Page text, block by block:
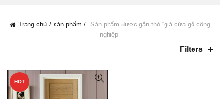
Trang chủ sản phẩm
Sản phẩm được gắn thẻ “giá cửa gỗ công
nghiệp”
Filters
HOT